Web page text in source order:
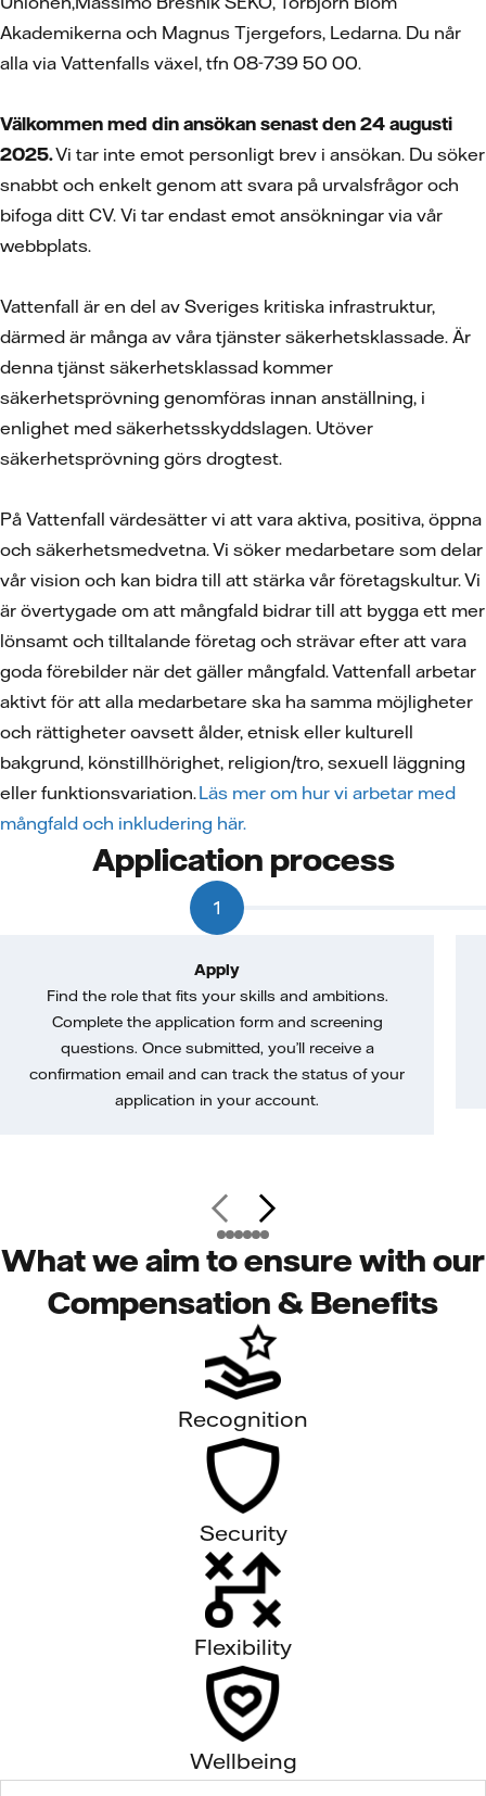
Akademikerna och Magnus Tjergefors, Ledarna. Du når
alla via Vattenfalls växel, tfn 08-739 50 00.
Välkommen med din ansökan senast den 24 augusti
2025.Vi tar inte emot personligt brev i ansökan. Du söker
snabbt och enkelt genom att svara på urvalsfrågor och
bifoga ditt CV. Vi tar endast emot ansökningar via vår
webbplats.
Vattenfall är en del av Sveriges kritiska infrastruktur,
därmed är många av våra tjänster säkerhetsklassade. Är
denna tjänst säkerhetsklassad kommer
säkerhetsprövning genomföras innan anställning, i
enlighet med säkerhetsskyddslagen. Utöver
säkerhetsprövning görs drogtest.
På Vattenfall värdesätter vi att vara aktiva, positiva, öppna
och säkerhetsmedvetna. Vi söker medarbetare som delar
vår vision och kan bidra till att stärka vår företagskultur. Vi
är övertygade om att mångfald bidrar till att bygga ett mer
lönsamt och tilltalande företag och strävar efter att vara
goda förebilder när det gäller mångfald. Vattenfall arbetar
aktivt för att alla medarbetare ska ha samma möjligheter
och rättigheter oavsett ålder, etnisk eller kulturell
bakgrund, könstillhörighet, religion/tro, sexuell läggning
eller funktionsvariation.Läs mer om hur vi arbetar med
mångfald och inkludering här.
Application process
1
Apply
Find the role that fits your skills and ambitions.
Complete the application form and screening
questions. Once submitted, you’ll receive a
confirmation email and can track the status of your
application in your account.
What we aim to ensure with our
Compensation & Benefits
Recognition
Security
Flexibility
Wellbeing